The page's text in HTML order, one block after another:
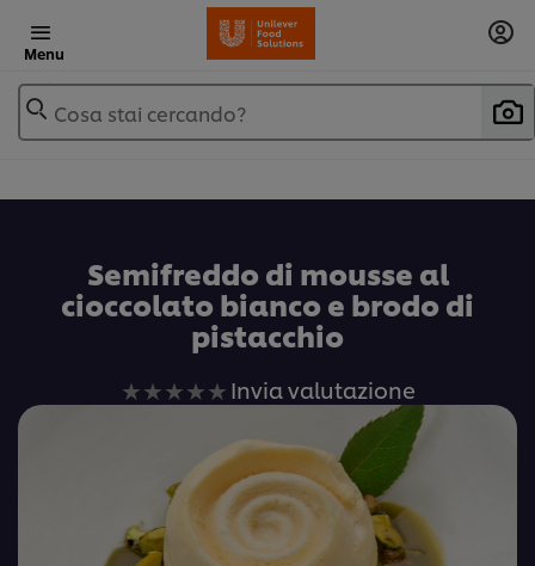
Menu
Cosa stai cercando?
Semifreddo di mousse al
cioccolato bianco e brodo di
pistacchio
Nessuna
valutazione
inviata
per
questo
recipe
Invia valutazione